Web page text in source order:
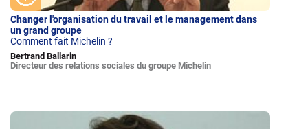
Changer l'organisation du travail et le management dans
un grand groupe
Comment fait Michelin ?
Bertrand Ballarin
Directeur des relations sociales du groupe Michelin